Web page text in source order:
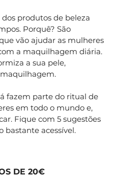
produtos de beleza
Porquê? São
vão ajudar as mulheres
a maquilhagem diária.
a sua pele,
fazem parte do ritual de
em todo o mundo e,
Fique com 5 sugestões
bastante acessível.
DE 20€